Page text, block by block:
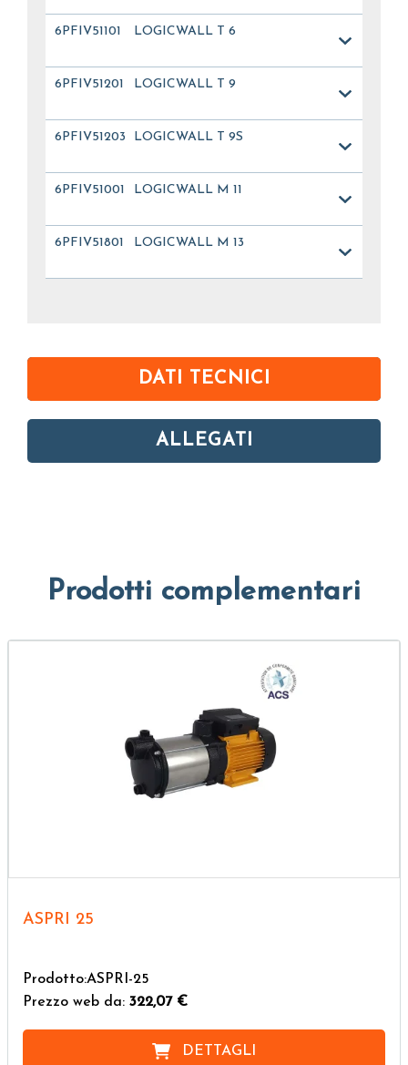
6PFIV51101 LOGICWALL T 6
6PFIV51201 LOGICWALL T 9
6PFIV51203 LOGICWALL T 9S
6PFIV51001 LOGICWALL M 11
6PFIV51801 LOGICWALL M 13
DATI TECNICI
ALLEGATI
Prodotti complementari
ASPRI 25
Prodotto:ASPRI-25
Prezzo web da: 322,07 €
DETTAGLI